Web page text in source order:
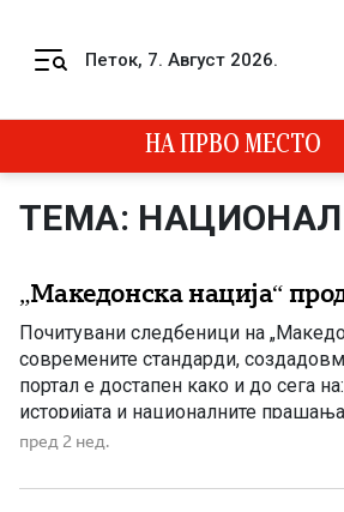
Петок, 7. Август 2026.
НА ПРВО МЕСТО
ТЕМА:
„Македонска нација“
Почитувани следбеници на
современите стандарди,
портал е достапен како и до сега
историјата и националните
пред 2 нед.